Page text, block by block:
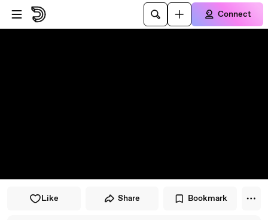
Skip to player
Skip to main content
Connect
Like Share Bookmark